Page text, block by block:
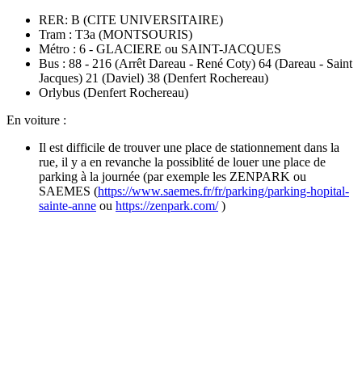
RER: B (CITE UNIVERSITAIRE)
Tram : T3a (MONTSOURIS)
Métro : 6 - GLACIERE ou SAINT-JACQUES
Bus : 88 - 216 (Arrêt Dareau - René Coty) 64 (Dareau - Saint
Jacques) 21 (Daviel) 38 (Denfert Rochereau)
Orlybus (Denfert Rochereau)
En voiture :
Il est difficile de trouver une place de stationnement dans la
rue, il y a en revanche la possiblité de louer une place de
parking à la journée (par exemple les ZENPARK ou
SAEMES (https://www.saemes.fr/fr/parking/parking-hopital-
sainte-anne ou https://zenpark.com/)